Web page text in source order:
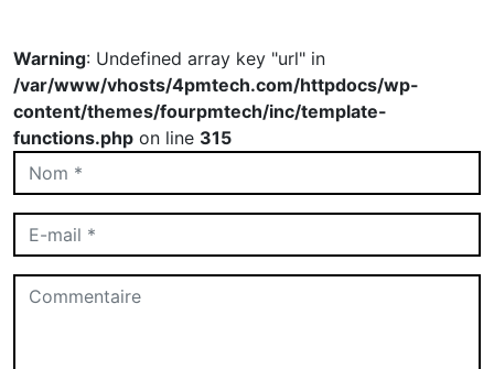
Warning: Undefined array key "url" in
/var/www/vhosts/4pmtech.com/httpdocs/wp-
content/themes/fourpmtech/inc/template-
functions.php on line 315